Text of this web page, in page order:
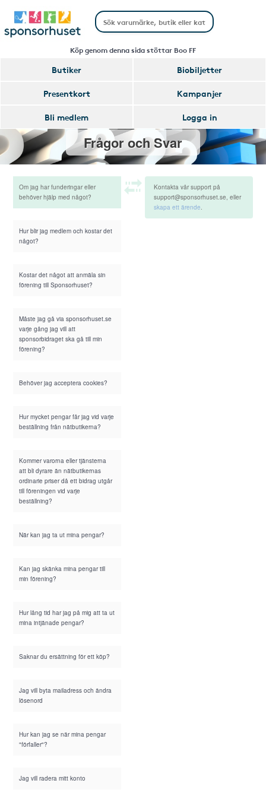
Köp genom denna sida stöttar Boo FF
Butiker
Biobiljetter
Presentkort
Kampanjer
Bli medlem
Logga in
Frågor och Svar
Om jag har funderingar eller
behöver hjälp med något?
Hur blir jag medlem och kostar det
något?
Kostar det något att anmäla sin
förening till Sponsorhuset?
Måste jag gå via sponsorhuset.se
varje gång jag vill att
sponsorbidraget ska gå till min
förening?
Behöver jag acceptera cookies?
Hur mycket pengar får jag vid varje
beställning från nätbutikerna?
Kommer varorna eller tjänsterna
att bli dyrare än nätbutikernas
ordinarie priser då ett bidrag utgår
till föreningen vid varje
beställning?
När kan jag ta ut mina pengar?
Kan jag skänka mina pengar till
min förening?
Hur lång tid har jag på mig att ta ut
mina intjänade pengar?
Saknar du ersättning för ett köp?
Jag vill byta mailadress och ändra
lösenord
Hur kan jag se när mina pengar
"förfaller"?
Jag vill radera mitt konto
Kontakta vår support på
support@sponsorhuset.se, eller
skapa ett ärende.